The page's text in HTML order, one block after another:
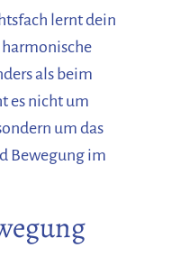
lernt dein
als beim
es nicht um
um das
Bewegung im